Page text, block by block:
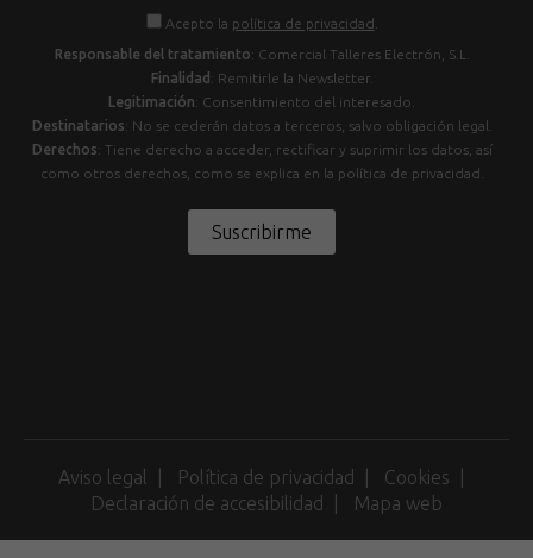
Acepto la política de privacidad
Responsable del tratamiento: Comercial Talleres Electrón, S.L.
Finalidad : Remitirle la Newsletter.
Legitimación: Consentimiento del interesado.
Destinatarios: No se cederán datos a terceros, salvo obligación legal.
Derechos: Tiene derecho a acceder, rectificar y suprimir los datos, así
como otros derechos, como se explica en la política de privacidad.
Suscribirme
Aviso legal Política de privacidad
Cookies
Declaración de accesibilidad
Mapa web